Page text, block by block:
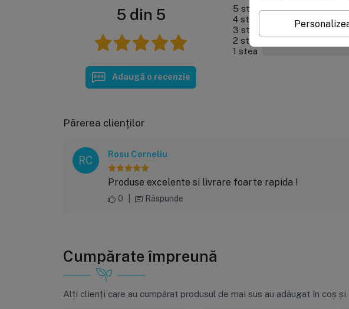
5 din 5
Adaugă o recenzie
5 stele
4 stele
3 stele
2 stele0%
1 stea
Părerea clienților
RC Rosu Corneliu
Produse excelente si livrare foarte rapida !
0 Răspunde
Cumpărate împreună
Alți clienți care au cumpărat produsul de mai sus au adăugat în coș